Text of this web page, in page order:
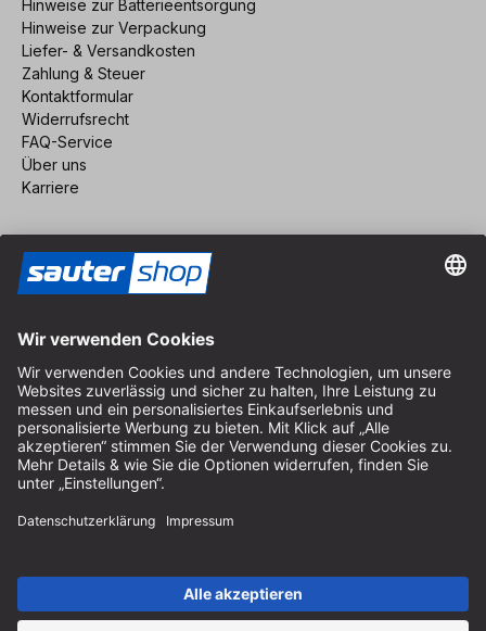
Hinweise zur Batterieentsorgung
Hinweise zur Verpackung
Liefer- & Versandkosten
Zahlung & Steuer
Kontaktformular
Widerrufsrecht
FAQ-Service
Über uns
Karriere
Impressum
AGB
Datenschutz
Cookie-Einstellungen
© 2026 sauter GmbH
* kostenloser Versand ab 150 Euro Bestellwert innerhalb
Deutschlands für die Standard-Paketgrößen - ausgenommen
Sperrgut und Fracht